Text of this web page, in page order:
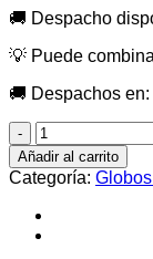
🚚 Despacho
💡 Puede
🚚 Despachos
Pulpo
75x50cm
cantidad
Añadir al carrito
Categoría: